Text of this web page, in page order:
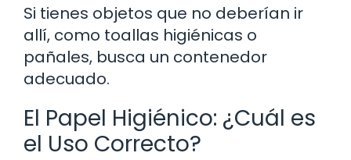
Si tienes objetos que no deberían ir
allí, como toallas higiénicas o
pañales, busca un contenedor
adecuado.
El Papel Higiénico: ¿Cuál es
el Uso Correcto?